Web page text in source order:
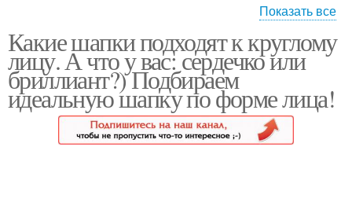
треугольного лица
грушевидного лица
Уборы для
ромбовидного лица
Шапка для круглого
лица
Показать все
Какие шапки подходят к круглому
лицу. А что у вас: сердечко или
бриллиант?) Подбираем
идеальную шапку по форме лица!